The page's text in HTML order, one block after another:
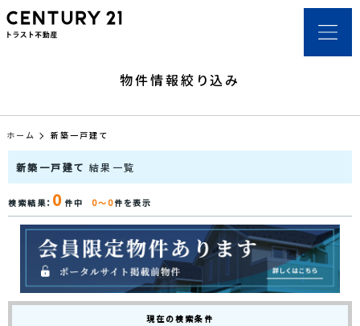
物件情報絞り込み
ホーム 新築一戸建て
新築一戸建て 結果一覧
検索結果： 0 件中 0～0件を表示
現在の検索条件